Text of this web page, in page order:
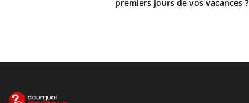
premiers jours de vos vacances ?